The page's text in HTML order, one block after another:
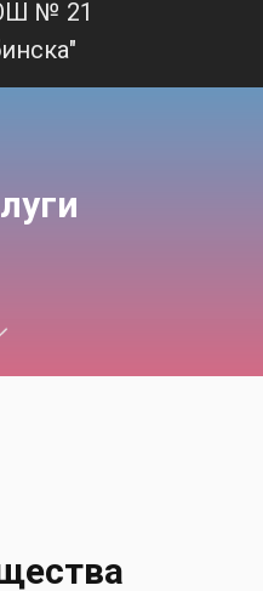
№ 21